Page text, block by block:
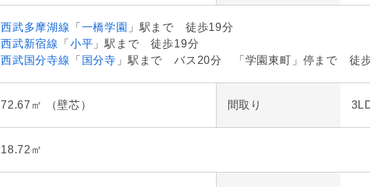
西武多摩湖線 「 一橋学園 」駅まで 徒歩19分
西武新宿線
「 小平 」駅まで 徒歩19分
西武国分寺線
「 国分寺 」駅まで バス20分 「学園東町」停まで 徒
72.67㎡ （壁芯） 間取り
18.72㎡